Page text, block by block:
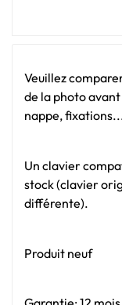
Veuillez
de la photo
nappe,
Un clavier
stock (clavier
différente).
Produit neuf